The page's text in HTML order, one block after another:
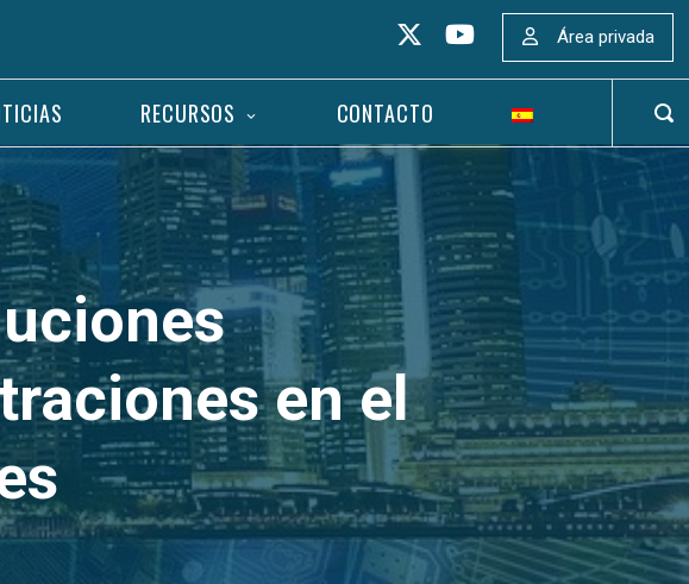
Área privada
RECURSOS CONTACTO
en el